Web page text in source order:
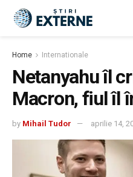
Home Internationale
Netanyahu îl
Macron, fiul îl
by Mihail Tudor aprilie 14,